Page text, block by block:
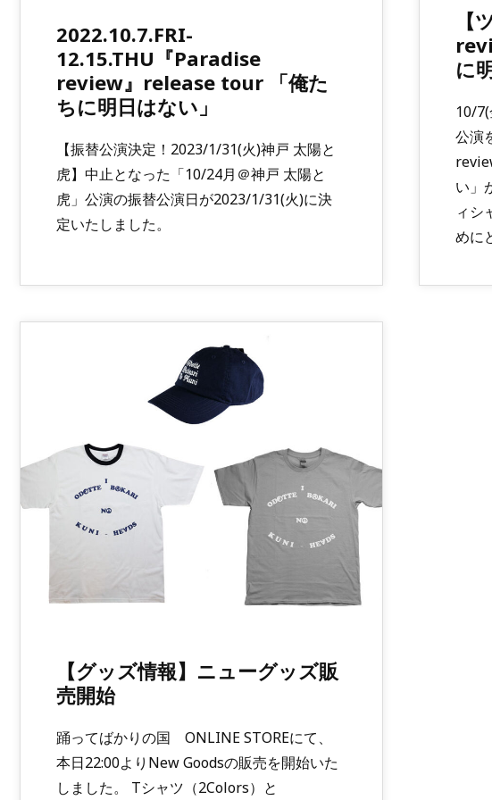
2022.10.7.FRI-
12.15.THU『Paradise
review』release tour 「俺た
ちに明日はない」
【振替公演決定！2023/1/31(火)神戸 太陽と
虎】中止となった「10/24月＠神戸 太陽と
虎」公演の振替公演日が2023/1/31(火)に決
定いたしました。
【
に
10/
公演
い」
ィシ
めに
【グッズ情報】ニューグッズ販
売開始
踊ってばかりの国 ONLINE STOREにて、
本日22:00よりNew Goodsの販売を開始いた
しました。 Tシャツ（2Colors）と